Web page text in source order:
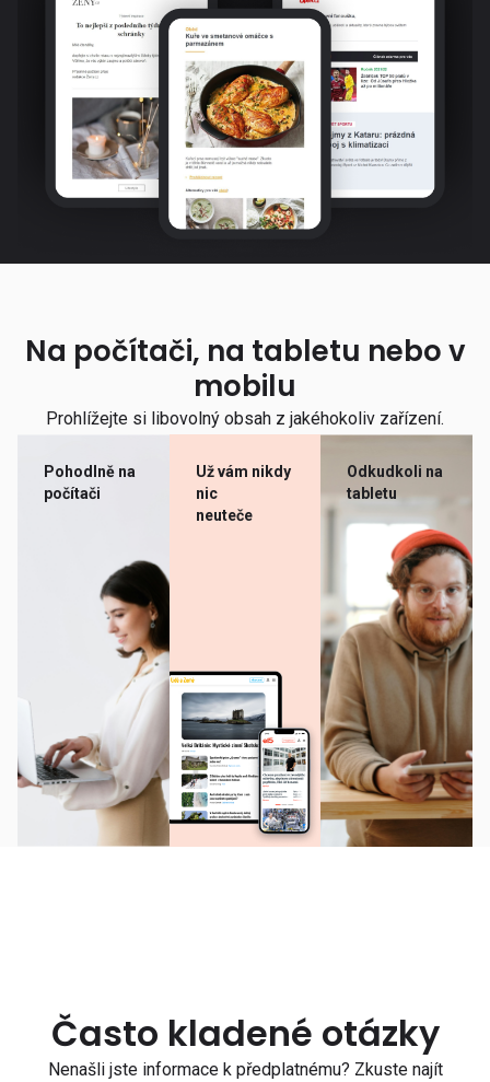
Na počítači, na tabletu nebo v
mobilu
Prohlížejte si libovolný obsah z jakéhokoliv zařízení.
Pohodlně na
počítači
Už vám nikdy
nic
neuteče
Odkudkoli na
tabletu
Často kladené otázky
Nenašli jste informace k předplatnému? Zkuste najít